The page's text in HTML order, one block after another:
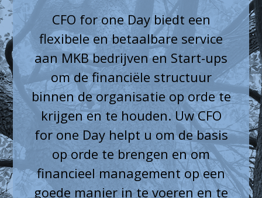
CFO for one Day biedt een
flexibele en betaalbare service
aan MKB bedrijven en Start-ups
om de financiële structuur
binnen de organisatie op orde te
krijgen en te houden. Uw CFO
for one Day helpt u om de basis
op orde te brengen en om
financieel management op een
goede manier in te voeren en te